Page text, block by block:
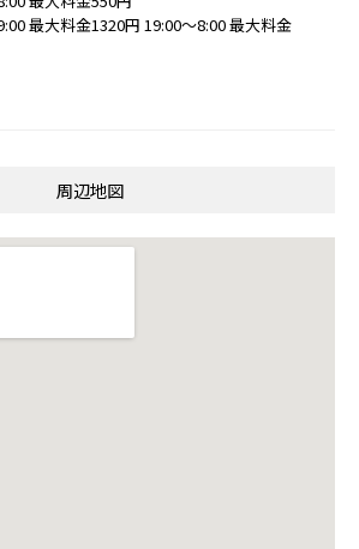
最大料金1320円 19:00～8:00 最大料金
周辺地図